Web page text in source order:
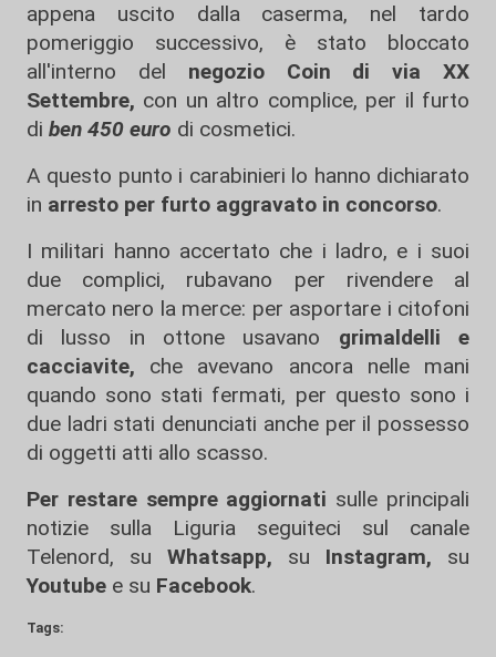
appena uscito dalla caserma, nel tardo
pomeriggio successivo, è stato bloccato
all'interno del negozio Coin di via XX
Settembre, con un altro complice, per il furto
di ben 450 euro di cosmetici.
A questo punto i carabinieri lo hanno dichiarato
in arresto per furto aggravato in concorso.
I militari hanno accertato che i ladro, e i suoi
due complici, rubavano per rivendere al
mercato nero la merce: per asportare i citofoni
di lusso in ottone usavano grimaldelli e
cacciavite, che avevano ancora nelle mani
quando sono stati fermati, per questo sono i
due ladri stati denunciati anche per il possesso
di oggetti atti allo scasso.
Per restare sempre aggiornati sulle principali
notizie sulla Liguria seguiteci sul canale
Telenord, su
Whatsapp, su Instagram, su
Youtube e su Facebook.
Tags: